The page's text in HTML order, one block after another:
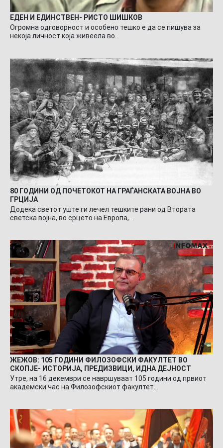
ЕДЕН И ЕДИНСТВЕН- РИСТО ШИШКОВ
Огромна одговорност и особено тешко е да се пишува за
некоја личност која живеела во…
80 ГОДИНИ ОД ПОЧЕТОКОТ НА ГРАЃАНСКАТА ВОЈНА ВО
ГРЦИЈА
Додека светот уште ги лечел тешките рани од Втората
светска војна, во срцето на Европа,…
ЖЕЖОВ: 105 ГОДИНИ ФИЛОЗОФСКИ ФАКУЛТЕТ ВО
СКОПЈЕ- ИСТОРИЈА, ПРЕДИЗВИЦИ, ИДНА ДЕЈНОСТ
Утре, на 16 декември се навршуваат 105 години од првиот
академски час на Филозофскиот факултет…